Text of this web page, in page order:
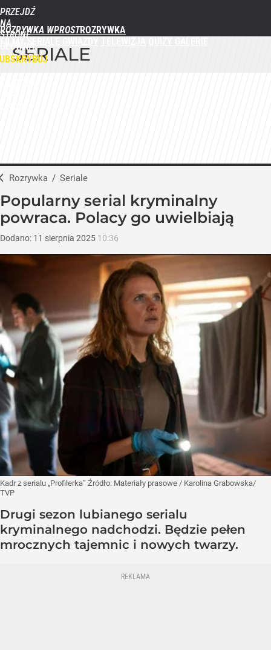
PRZEJDŹ
NA
STRONĘ
GŁÓWNĄ
WPROST.PL
ROZRYWKA WPROST
SERIALE
Rozrywka / Seriale
Popularny serial kryminalny
powraca. Polacy go uwielbiają
Dodano: 11 sierpnia 2025 10:36
Kadr z serialu „Profilerka” Źródło: Materiały prasowe / Karolina Grabowska/
TVP
Drugi sezon lubianego serialu
kryminalnego nadchodzi. Będzie pełen
mrocznych tajemnic i nowych twarzy.